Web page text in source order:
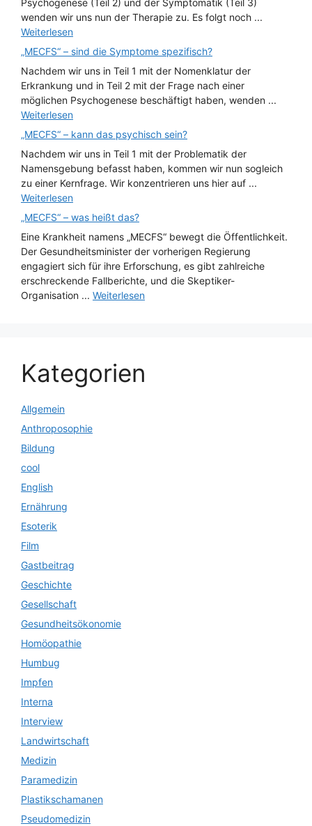
Psychogenese (Teil 2) und der Symptomatik (Teil 3)
wenden wir uns nun der Therapie zu. Es folgt noch ...
Weiterlesen
„MECFS“ – sind die Symptome spezifisch?
Nachdem wir uns in Teil 1 mit der Nomenklatur der
Erkrankung und in Teil 2 mit der Frage nach einer
möglichen Psychogenese beschäftigt haben, wenden ...
Weiterlesen
„MECFS“ – kann das psychisch sein?
Nachdem wir uns in Teil 1 mit der Problematik der
Namensgebung befasst haben, kommen wir nun sogleich
zu einer Kernfrage. Wir konzentrieren uns hier auf ...
Weiterlesen
„MECFS“ – was heißt das?
Eine Krankheit namens „MECFS“ bewegt die Öffentlichkeit.
Der Gesundheitsminister der vorherigen Regierung
engagiert sich für ihre Erforschung, es gibt zahlreiche
erschreckende Fallberichte, und die Skeptiker-
Organisation ... Weiterlesen
Kategorien
Allgemein
Anthroposophie
Bildung
cool
English
Ernährung
Esoterik
Film
Gastbeitrag
Geschichte
Gesellschaft
Gesundheitsökonomie
Homöopathie
Humbug
Impfen
Interna
Interview
Landwirtschaft
Medizin
Paramedizin
Plastikschamanen
Pseudomedizin